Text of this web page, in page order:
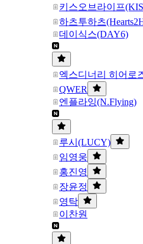
키스오브라이프
하츠투하츠
데이식스(DAY6)
엑스디너리 히어로
QWER
엔플라잉(N.Flying)
루시(LUCY)
임영웅
홍진영
장윤정
영탁
이찬원